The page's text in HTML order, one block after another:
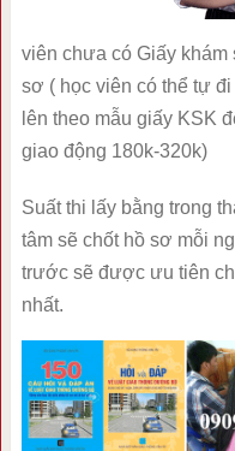
viên chưa có Giấy khám
sơ ( học viên có thể tự
lên theo mẫu giấy KSK
giao động 180k-320k)
Suất thi lấy bằng trong
tâm sẽ chốt hồ sơ mỗi
trước sẽ được ưu tiên
nhất.